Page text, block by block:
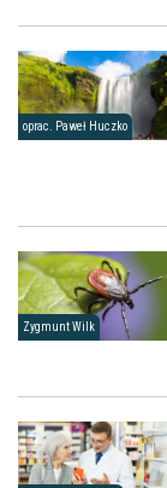
oprac. Paweł Huczko
Zygmunt Wilk